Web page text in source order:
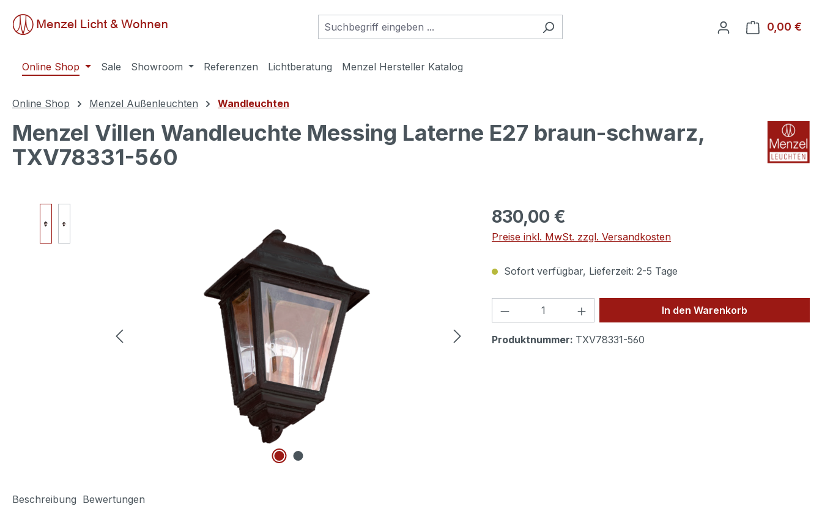
0,00 €
Online Shop Sale Showroom Referenzen Lichtberatung Menzel Hersteller Katalog
Online Shop Menzel Außenleuchten Wandleuchten
Menzel Villen Wandleuchte Messing Laterne E27 braun-schwarz,
TXV78331-560
830,00 €
Preise inkl. MwSt. zzgl. Versandkosten
Sofort verfügbar, Lieferzeit: 2-5 Tage
Produkt Anzahl: Gib den gewünschten Wert
In den Warenkorb
Produktnummer: TXV78331-560
Beschreibung Bewertungen